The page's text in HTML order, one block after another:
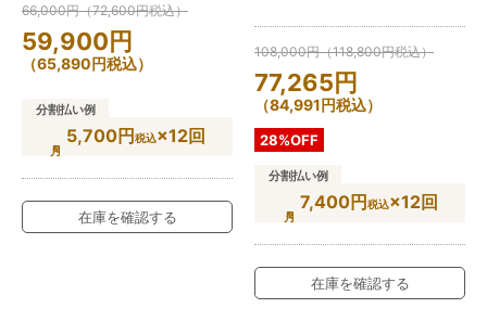
66,000円（72,600円税込）
59,900円
（65,890円税込）
分割払い例
5,700円税込×12回
在庫を確認する
108,000円（118,800円税込）
77,265円
（84,991円税込）
28%OFF
分割払い例
7,400円税込×12回
在庫を確認する